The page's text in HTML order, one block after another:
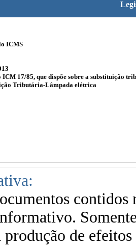
ICMS
17/85, que dispõe sobre a substituição
Tributária-Lâmpada elétrica
contidos
produção de